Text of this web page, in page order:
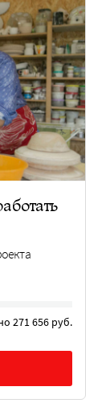
271 656 руб.